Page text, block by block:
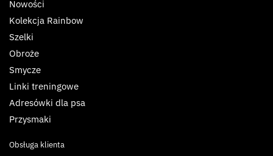
Nowości
Kolekcja Rainbow
Szelki
Obroże
Smycze
Linki treningowe
Adresówki dla psa
Przysmaki
Obsługa klienta